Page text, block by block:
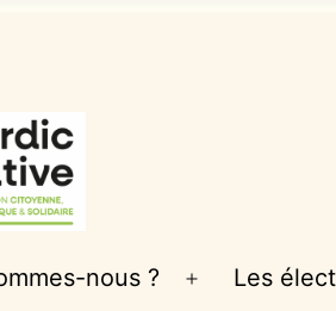
nous ?
Ouvrir
Les